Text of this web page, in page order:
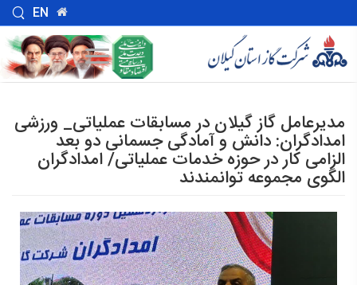
EN
مدیرعامل گاز گیلان در مسابقات عملیاتی_ ورزشی
امدادگران: دانش و آمادگی جسمانی دو بعد
الزامی کار در حوزه خدمات عملیاتی/ امدادگران
الگوی مجموعه توانمندند